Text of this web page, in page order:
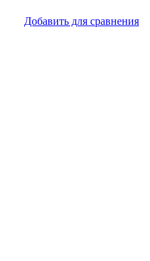
Добавить для сравнения